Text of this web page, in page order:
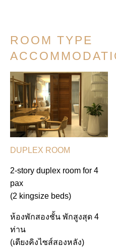
ROOM TYPE
DUPLEX ROOM
2-story duplex room for 4
pax
(2 kingsize beds)
ห้องพักสองชั้น พักสูงสุด 4
ท่าน
(เตียงคิงไซส์สองหลัง)